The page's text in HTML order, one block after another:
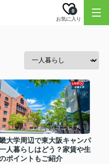
お気に入り
0
大学周辺で東大阪キャンパ
人暮らしはどう？家賃や生
ポイントもご紹介